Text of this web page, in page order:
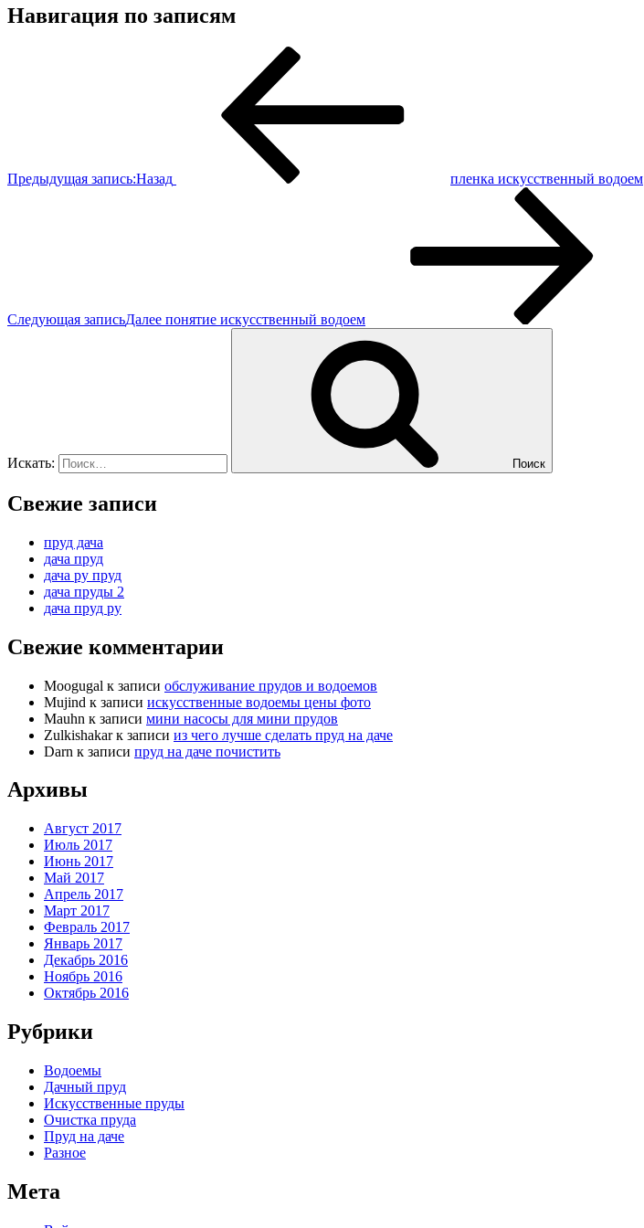
Навигация по записям
Предыдущая запись:Назад пленка искусственный водоем
Следующая записьДалее понятие искусственный водоем
Искать: Поиск
Свежие записи
пруд дача
дача пруд
дача ру пруд
дача пруды 2
дача пруд ру
Свежие комментарии
Moogugal к записи обслуживание прудов и водоемов
Mujind к записи искусственные водоемы цены фото
Mauhn к записи мини насосы для мини прудов
Zulkishakarк записи из чего лучше сделать пруд на даче
Darn к записи пруд на даче почистить
Архивы
Август 2017
Июль 2017
Июнь 2017
Май 2017
Апрель 2017
Март 2017
Февраль 2017
Январь 2017
Декабрь 2016
Ноябрь 2016
Октябрь 2016
Рубрики
Водоемы
Дачный пруд
Искусственные пруды
Очистка пруда
Пруд на даче
Разное
Мета